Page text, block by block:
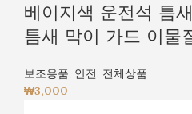
베이지색 운전석 틈
틈새 막이 가드 이물
보조용품, 안전, 전체상품
₩3,000